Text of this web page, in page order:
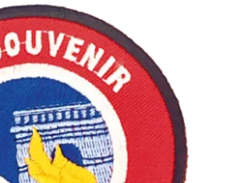
Souvenir Français